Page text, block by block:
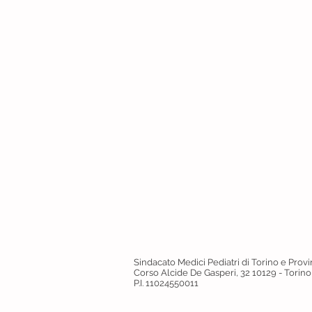
Sindacato Medici Pediatri di Torino e
Corso Alcide De Gasperi, 32 10129 - Torino
P.I. 11024550011